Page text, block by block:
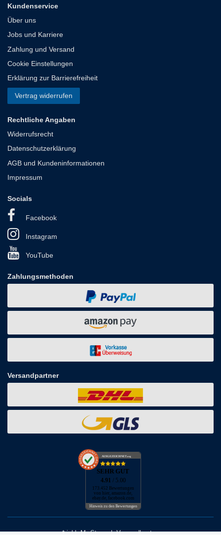
Kundenservice
Über uns
Jobs und Karriere
Zahlung und Versand
Cookie Einstellungen
Erklärung zur Barrierefreiheit
Vertrag widerrufen
Rechtliche Angaben
Widerrufsrecht
Datenschutzerklärung
AGB und Kundeninformationen
Impressum
Socials
Facebook
Instagram
YouTube
Zahlungsmethoden
Versandpartner
AUSGEZEICHNET.org
SEHR GUT
4.91 / 5.00
173.452 Bewertungen
von hier, amazon.de,
ebay.de, facebook.com
Hinweis zu den Bewertungen
* inkl. MwSt. zzgl. Versandkosten